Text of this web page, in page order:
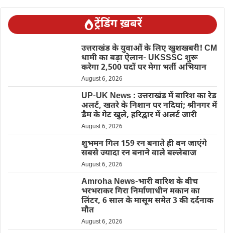
ट्रेंडिंग ख़बरें
उत्तराखंड के युवाओं के लिए खुशखबरी! CM
धामी का बड़ा ऐलान- UKSSSC शुरू
करेगा 2,500 पदों पर मेगा भर्ती अभियान
August 6, 2026
UP-UK News : उत्तराखंड में बारिश का रेड
अलर्ट, खतरे के निशान पर नदियां; श्रीनगर में
डैम के गेट खुले, हरिद्वार में अलर्ट जारी
August 6, 2026
शुभमन गिल 159 रन बनाते ही बन जाएंगे
सबसे ज्यादा रन बनाने वाले बल्लेबाज
August 6, 2026
Amroha News-भारी बारिश के बीच
भरभराकर गिरा निर्माणाधीन मकान का
लिंटर, 6 साल के मासूम समेत 3 की दर्दनाक
मौत
August 6, 2026